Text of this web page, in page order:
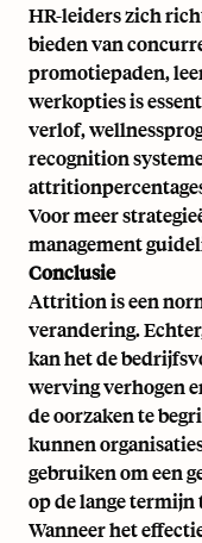
HR-leiders zich
bieden van
promotiepaden,
werkopties is
verlof,
recognition
Voor meer
management
Conclusie
Attrition is een
verandering.
kan het de
werving verhogen
de oorzaken te
kunnen
gebruiken om een
op de lange termijn
Wanneer het